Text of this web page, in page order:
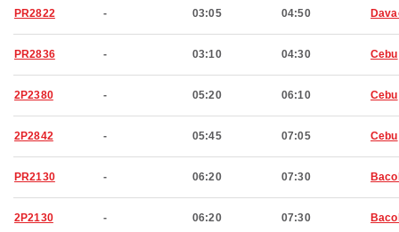
PR2822 - 03:05 04:50
PR2836 - 03:10 04:30 Cebu
2P2380 - 05:20 06:10 Cebu
2P2842 - 05:45 07:05 Cebu
PR2130 - 06:20 07:30
2P2130 - 06:20 07:30